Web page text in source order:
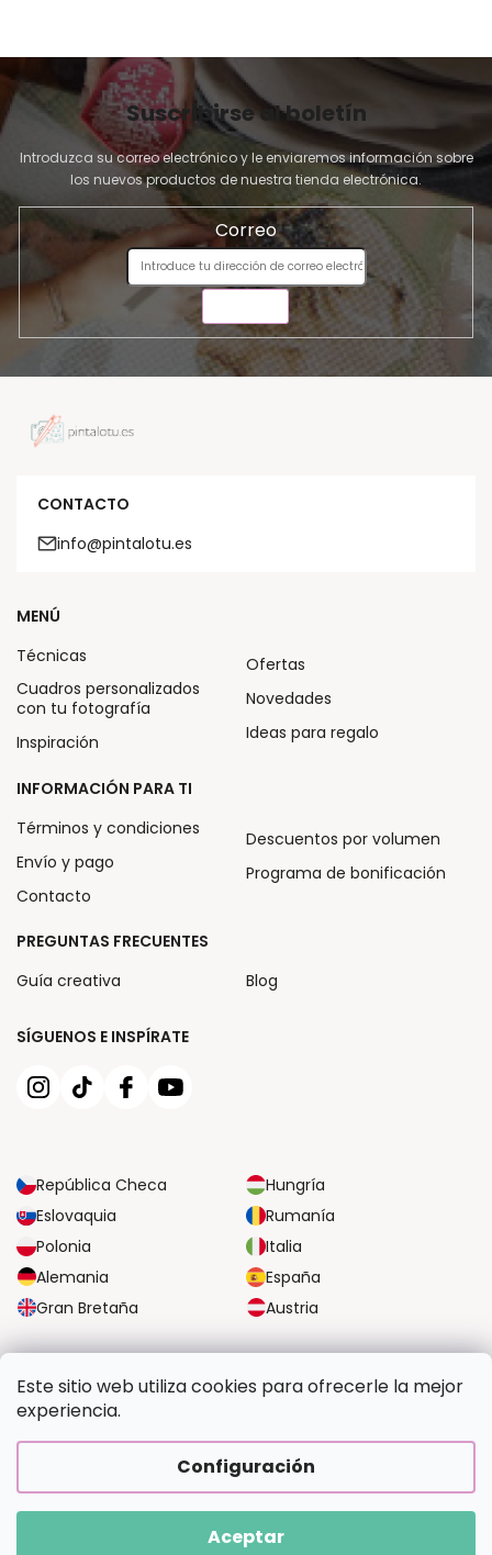
Este sitio web utiliza cookies para ofrecerle la mejor
experiencia.
Configuración
Aceptar
Suscribirse al boletín
Introduzca su correo electrónico y le enviaremos información sobre
los nuevos productos de nuestra tienda electrónica.
Correo
CONTACTO
info@pintalotu.es
SÍGUENOS E INSPÍRATE
República Checa
Hungría
Eslovaquia
Rumanía
Polonia
Italia
Alemania
España
Gran Bretaña
Austria
MENÚ
Técnicas
Cuadros personalizados
con tu fotografía
Inspiración
Ofertas
Novedades
Ideas para regalo
INFORMACIÓN PARA TI
Términos y condiciones
Envío y pago
Contacto
Descuentos por volumen
Programa de bonificación
PREGUNTAS FRECUENTES
Guía creativa
Blog
OPCIONES SEGURAS DE PAGO
Pintalotu.es. Todos los derechos reservados.